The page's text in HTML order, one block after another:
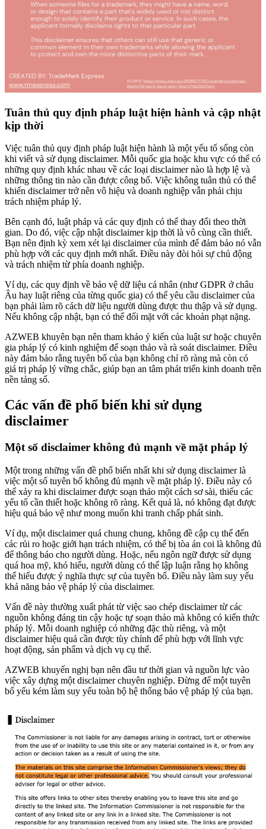
Tuân thủ quy định pháp luật hiện hành và cập nhật
kịp thời
Việc tuân thủ quy định pháp luật hiện hành là một yếu tố sống còn
khi viết và sử dụng disclaimer. Mỗi quốc gia hoặc khu vực có thể có
những quy định khác nhau về các loại disclaimer nào là hợp lệ và
những thông tin nào cần được công bố. Việc không tuân thủ có thể
khiến disclaimer trở nên vô hiệu và doanh nghiệp vẫn phải chịu
trách nhiệm pháp lý.
Bên cạnh đó, luật pháp và các quy định có thể thay đổi theo thời
gian. Do đó, việc cập nhật disclaimer kịp thời là vô cùng cần thiết.
Bạn nên định kỳ xem xét lại disclaimer của mình để đảm bảo nó vẫn
phù hợp với các quy định mới nhất. Điều này đòi hỏi sự chủ động
và trách nhiệm từ phía doanh nghiệp.
Ví dụ, các quy định về bảo vệ dữ liệu cá nhân (như GDPR ở châu
Âu hay luật riêng của từng quốc gia) có thể yêu cầu disclaimer của
bạn phải làm rõ cách dữ liệu người dùng được thu thập và sử dụng.
Nếu không cập nhật, bạn có thể đối mặt với các khoản phạt nặng.
AZWEB khuyên bạn nên tham khảo ý kiến của luật sư hoặc chuyên
gia pháp lý có kinh nghiệm để soạn thảo và rà soát disclaimer. Điều
này đảm bảo rằng tuyên bố của bạn không chỉ rõ ràng mà còn có
giá trị pháp lý vững chắc, giúp bạn an tâm phát triển kinh doanh trên
nền tảng số.
Các vấn đề phổ biến khi sử dụng
disclaimer
Một số disclaimer không đủ mạnh về mặt pháp lý
Một trong những vấn đề phổ biến nhất khi sử dụng disclaimer là
việc một số tuyên bố không đủ mạnh về mặt pháp lý. Điều này có
thể xảy ra khi disclaimer được soạn thảo một cách sơ sài, thiếu các
yếu tố cần thiết hoặc không rõ ràng. Kết quả là, nó không đạt được
hiệu quả bảo vệ như mong muốn khi tranh chấp phát sinh.
Ví dụ, một disclaimer quá chung chung, không đề cập cụ thể đến
các rủi ro hoặc giới hạn trách nhiệm, có thể bị tòa án coi là không đủ
để thông báo cho người dùng. Hoặc, nếu ngôn ngữ được sử dụng
quá hoa mỹ, khó hiểu, người dùng có thể lập luận rằng họ không
thể hiểu được ý nghĩa thực sự của tuyên bố. Điều này làm suy yếu
khả năng bảo vệ pháp lý của disclaimer.
Vấn đề này thường xuất phát từ việc sao chép disclaimer từ các
nguồn không đáng tin cậy hoặc tự soạn thảo mà không có kiến thức
pháp lý. Mỗi doanh nghiệp có những đặc thù riêng, và một
disclaimer hiệu quả cần được tùy chỉnh để phù hợp với lĩnh vực
hoạt động, sản phẩm và dịch vụ cụ thể.
AZWEB khuyến nghị bạn nên đầu tư thời gian và nguồn lực vào
việc xây dựng một disclaimer chuyên nghiệp. Đừng để một tuyên
bố yếu kém làm suy yếu toàn bộ hệ thống bảo vệ pháp lý của bạn.